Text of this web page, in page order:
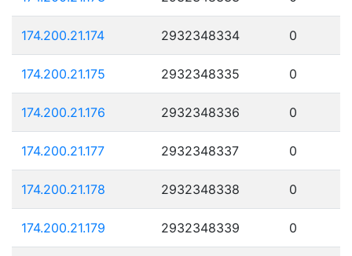
174.200.21.174 2932348334 0
174.200.21.175 2932348335 0
174.200.21.176 2932348336 0
174.200.21.177 2932348337 0
174.200.21.178 2932348338 0
174.200.21.179 2932348339 0